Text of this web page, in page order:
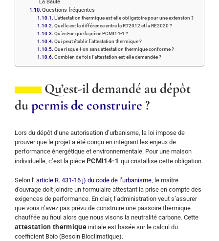
La Baule
Questions fréquentes
L’attestation thermique est-elle obligatoire pour une extension ?
Quelle est la différence entre la RT2012 et la RE2020 ?
Qu’est-ce que la pièce PCMI14-1 ?
Qui peut établir l’attestation thermique ?
Que risque-t-on sans attestation thermique conforme ?
Combien de fois l’attestation est-elle demandée ?
Qu’est-il demandé au dépôt
dupermis de construire ?
Lors du dépôt d’une autorisation d’urbanisme, la loi impose de
prouver que le projet a été conçu en intégrant les enjeux de
performance énergétique et environnementale. Pour une maison
individuelle, c’est la pièce PCMI14-1 qui cristallise cette obligation.
Selon l’ article R. 431-16 j) du code de l’urbanisme, le maître
d’ouvrage doit joindre un formulaire attestant la prise en compte des
exigences de performance. En clair, l’administration veut s’assurer
que vous n’avez pas prévu de construire une passoire thermique
chauffée au fioul alors que nous visons la neutralité carbone. Cette
attestation thermique initiale est basée sur le calcul du
coefficient Bbio (Besoin Bioclimatique).